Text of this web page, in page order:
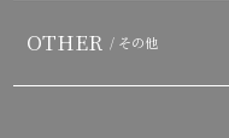
OTHER / その他